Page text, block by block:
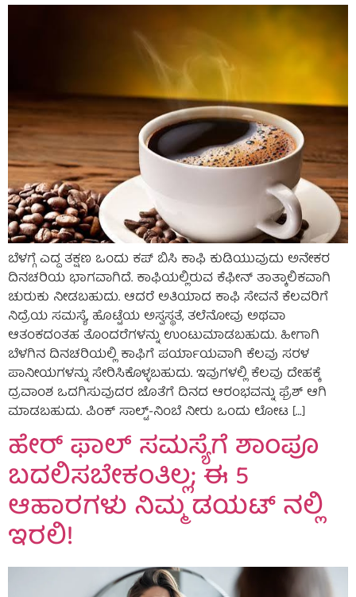
ಬೆಳಗ್ಗೆ ಎದ್ದ ತಕ್ಷಣ ಒಂದು ಕಪ್ ಬಿಸಿ ಕಾಫಿ ಕುಡಿಯುವುದು ಅನೇಕರ
ದಿನಚರಿಯ ಭಾಗವಾಗಿದೆ. ಕಾಫಿಯಲ್ಲಿರುವ ಕೆಫೀನ್ ತಾತ್ಕಾಲಿಕವಾಗಿ
ಚುರುಕು ನೀಡಬಹುದು. ಆದರೆ ಅತಿಯಾದ ಕಾಫಿ ಸೇವನೆ ಕೆಲವರಿಗೆ
ನಿದ್ರೆಯ ಸಮಸ್ಯೆ, ಹೊಟ್ಟೆಯ ಅಸ್ವಸ್ಥತೆ, ತಲೆನೋವು ಅಥವಾ
ಆತಂಕದಂತಹ ತೊಂದರೆಗಳನ್ನು ಉಂಟುಮಾಡಬಹುದು. ಹೀಗಾಗಿ
ಬೆಳಗಿನ ದಿನಚರಿಯಲ್ಲಿ ಕಾಫಿಗೆ ಪರ್ಯಾಯವಾಗಿ ಕೆಲವು ಸರಳ
ಪಾನೀಯಗಳನ್ನು ಸೇರಿಸಿಕೊಳ್ಳಬಹುದು. ಇವುಗಳಲ್ಲಿ ಕೆಲವು ದೇಹಕ್ಕೆ
ದ್ರವಾಂಶ ಒದಗಿಸುವುದರ ಜೊತೆಗೆ ದಿನದ ಆರಂಭವನ್ನು ಫ್ರೆಶ್ ಆಗಿ
ಮಾಡಬಹುದು. ಪಿಂಕ್ ಸಾಲ್ಟ್‌-ನಿಂಬೆ ನೀರು ಒಂದು ಲೋಟ […]
ಹೇರ್ ಫಾಲ್ ಸಮಸ್ಯೆಗೆ ಶಾಂಪೂ
ಬದಲಿಸಬೇಕಂತಿಲ್ಲ; ಈ 5
ಆಹಾರಗಳು ನಿಮ್ಮ ಡಯಟ್ ನಲ್ಲಿ
ಇರಲಿ!